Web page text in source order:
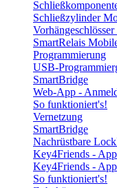
Schließzylinder
SmartRelais
Programmierung
USB-
SmartBridge
Web-App -
So funktioniert's!
Vernetzung
SmartBridge
Nachrüstbare
Key4Friends -
Key4Friends -
So funktioniert's!